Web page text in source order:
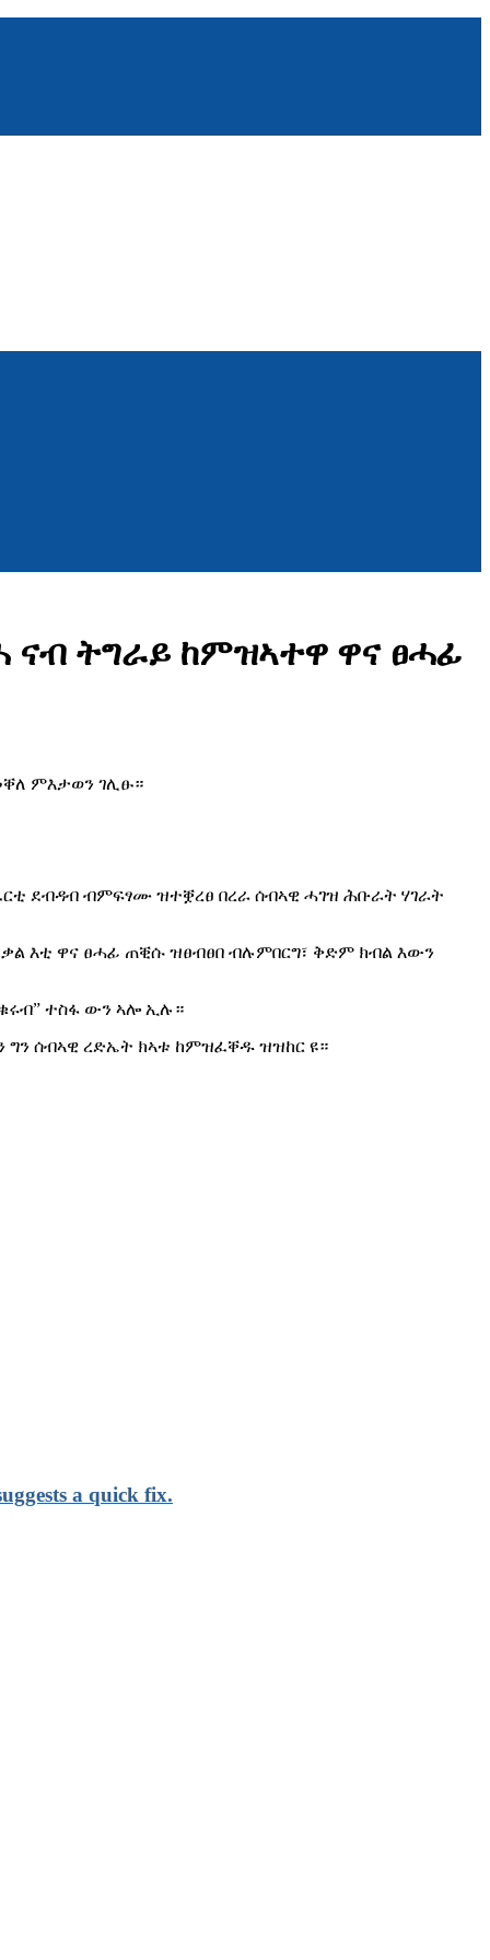
ናብ ትግራይ ከምዝኣተዋ ዋና ፀሓፊ
ምእታወን ገሊፁ።
ደብዳብ ብምፍፃሙ ዝተቛረፀ በረራ ሰብኣዊ ሓገዝ ሕቡራት ሃገራት
እቲ ዋና ፀሓፊ ጠቒሱ ዝፀብፀበ ብሉምበርግ፣ ቅድም ክብል እውን
ተስፋ ውን ኣሎ ኢሉ።
ሰብኣዊ ረድኤት ክኣቱ ከምዝፈቐዱ ዝዝከር ዩ።
a quick fix.